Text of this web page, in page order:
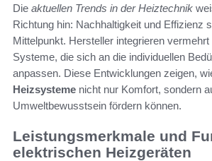
Die aktuellen Trends in der Heiztechnik
Richtung hin: Nachhaltigkeit und Effizienz
Mittelpunkt. Hersteller integrieren vermehrt
Systeme, die sich an die individuellen
anpassen. Diese Entwicklungen zeigen,
Heizsysteme nicht nur Komfort, sondern
Umweltbewusstsein fördern können.
Leistungsmerkmale und
elektrischen Heizgeräten